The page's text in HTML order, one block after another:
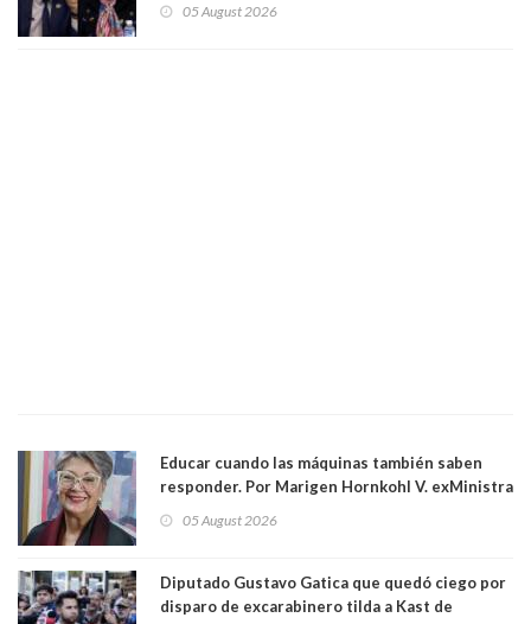
excarabinero que dejó ciego a Gustavo Gatica:
05 August 2026
Educar cuando las máquinas también saben
responder. Por Marigen Hornkohl V. exMinistra
05 August 2026
Diputado Gustavo Gatica que quedó ciego por
disparo de excarabinero tilda a Kast de